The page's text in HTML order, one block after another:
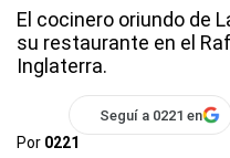
El cocinero oriundo de
su restaurante en el
Inglaterra.
Seguí a 0221 en
Por 0221